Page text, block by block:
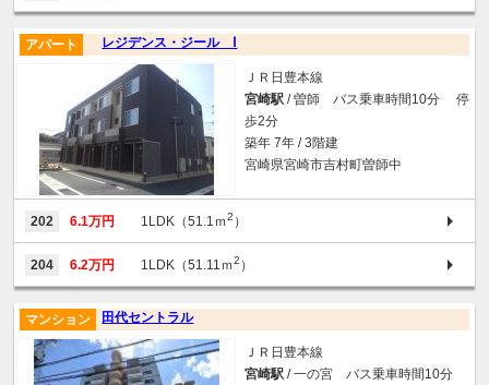
レジデンス・ジール Ⅰ
アパート
ＪＲ日豊本線
宮崎駅 / 曽師 バス乗車時間10分 停
歩2分
築年 7年 / 3階建
宮崎県宮崎市吉村町曽師中
202 6.1万円 1LDK（51.1ｍ2 ）
204 6.2万円 1LDK（51.11ｍ2 ）
田代セントラル
マンション
ＪＲ日豊本線
宮崎駅 / 一の宮 バス乗車時間10分